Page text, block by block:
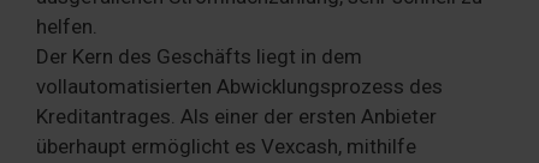
helfen.
Der Kern des Geschäfts liegt in dem
vollautomatisierten Abwicklungsprozess des
Kreditantrages. Als einer der ersten Anbieter
überhaupt ermöglicht es Vexcash, mithilfe